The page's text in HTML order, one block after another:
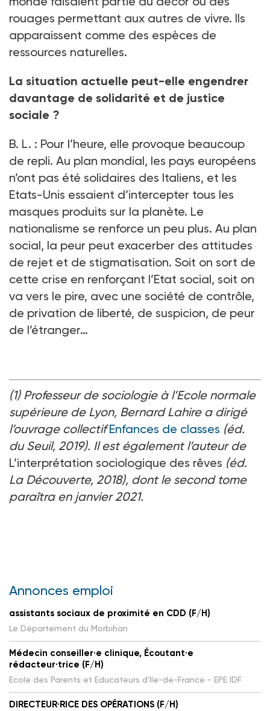
rouages permettant aux autres de vivre. Ils
apparaissent comme des espèces de
ressources naturelles.
La situation actuelle peut-elle engendrer
davantage de solidarité et de justice
sociale ?
B. L. : Pour l’heure, elle provoque beaucoup
de repli. Au plan mondial, les pays européens
n’ont pas été solidaires des Italiens, et les
Etats-Unis essaient d’intercepter tous les
masques produits sur la planète. Le
nationalisme se renforce un peu plus. Au plan
social, la peur peut exacerber des attitudes
de rejet et de stigmatisation. Soit on sort de
cette crise en renforçant l’Etat social, soit on
va vers le pire, avec une société de contrôle,
de privation de liberté, de suspicion, de peur
de l’étranger…
(1) Professeur de sociologie à l’Ecole normale
supérieure de Lyon, Bernard Lahire a dirigé
l’ouvrage collectifEnfances de classes (éd.
du Seuil, 2019). Il est également l’auteur de
L’interprétation sociologique des rêves (éd.
La Découverte, 2018), dont le second tome
paraîtra en janvier 2021.
Annonces emploi
assistants sociaux de proximité en CDD (F/H)
Le Département du Morbihan
Médecin conseiller·e clinique, Écoutant·e
rédacteur·trice (F/H)
Ecole des Parents et Educateurs d'Ile-de-France - EPE IDF
DIRECTEUR·RICE DES OPÉRATIONS (F/H)